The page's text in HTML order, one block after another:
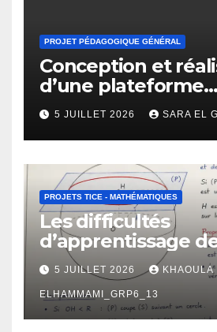
PROJET PÉDAGOGIQUE GÉNÉRAL
Conception et
d’une plateforme
d’apprentissage
pour
mathématiques
5 JUILLET 2026 SARA EL
PROJETS TICE - MATHÉMATIQUES
Les difficultés
d’apprentissage
géométrie chez
2 -ème BAC :
causes et
remédiation.
5 JUILLET 2026 KHAOULA
ELHAMMAMI_GRP6_13